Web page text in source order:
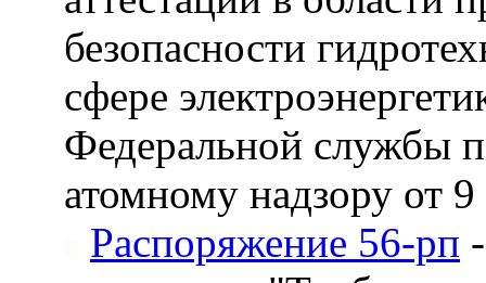
безопасности
сфере
Федеральной службы
атомному надзору от
Распоряжение 56-рп